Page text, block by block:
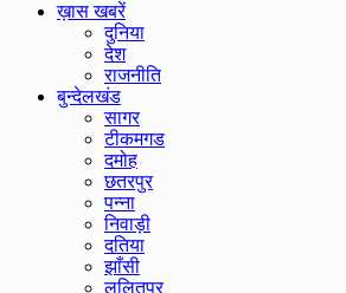
ख़ास खबरें
दुनिया
देश
राजनीति
बुन्देलखंड
सागर
टीकमगड
दमोह
छतरपुर
पन्ना
निवाड़ी
दतिया
झाँसी
ललितपुर